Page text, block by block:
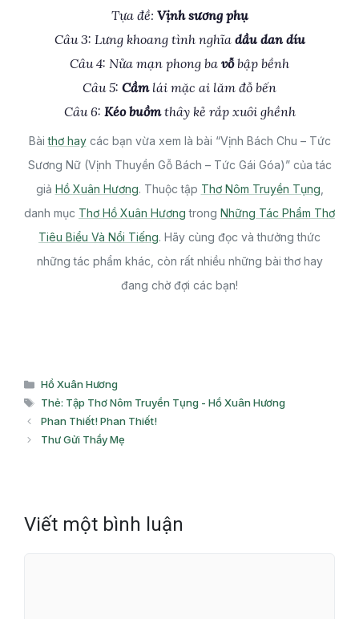
Tựa đề: Vịnh sương phụ
Câu 3: Lưng khoang tình nghĩa dầu dan díu
Câu 4: Nửa mạn phong ba vỗbập bềnh
Câu 5: Cầmlái mặc ai lăm đỗ bến
Câu 6: Kéo buồmthây kẻ rắp xuôi ghềnh
Bàithơ haycác bạn vừa xem là bài “Vịnh Bách Chu – Tức
Sương Nữ (Vịnh Thuyền Gỗ Bách – Tức Gái Góa)” của tác
giả Hồ Xuân Hương. Thuộc tập Thơ Nôm Truyền Tụng
danh mục Thơ Hồ Xuân Hương trong Những Tác Phẩm Thơ
Tiêu Biểu Và Nổi Tiếng. Hãy cùng đọc và thưởng thức
những tác phẩm khác, còn rất nhiều những bài thơ hay
đang chờ đợi các bạn!
Danh
mục
Hồ Xuân Hương
Thẻ
Thẻ: Tập Thơ Nôm Truyền Tụng - Hồ Xuân Hương
Phan Thiết! Phan Thiết!
Thư Gửi Thầy Mẹ
Viết một bình luận